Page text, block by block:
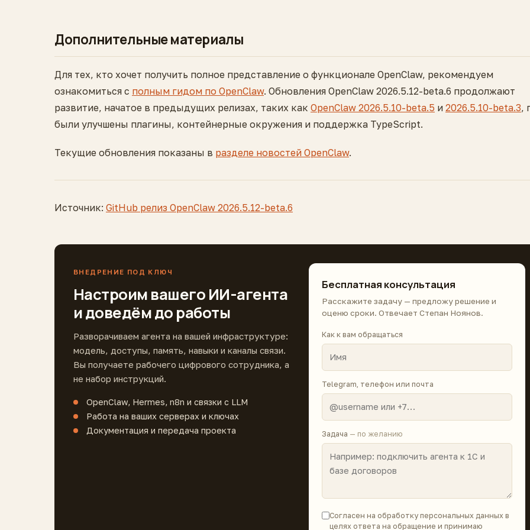
Дополнительные материалы
Для тех, кто хочет получить полное представление о функционале OpenClaw, рекомендуем
ознакомиться с полным гидом по OpenClaw. Обновления OpenClaw 2026.5.12-beta.6 продолжают
развитие, начатое в предыдущих релизах, таких как OpenClaw 2026.5.10-beta.5 и 2026.5.10-beta.3,
были улучшены плагины, контейнерные окружения и поддержка TypeScript.
Текущие обновления показаны в разделе новостей OpenClaw.
Источник: GitHub релиз OpenClaw 2026.5.12-beta.6
ВНЕДРЕНИЕ ПОД КЛЮЧ
Настроим вашего ИИ-агента
и доведём до работы
Разворачиваем агента на вашей инфраструктуре:
модель, доступы, память, навыки и каналы связи.
Вы получаете рабочего цифрового сотрудника, а
не набор инструкций.
OpenClaw, Hermes, n8n и связки с LLM
Работа на ваших серверах и ключах
Документация и передача проекта
Бесплатная консультация
Расскажите задачу — предложу решение и
оценю сроки. Отвечает Степан Ноянов.
Как к вам обращаться
Telegram, телефон или почта
Задача — по желанию
Согласен на обработку персональных данных в
целях ответа на обращение и принимаю